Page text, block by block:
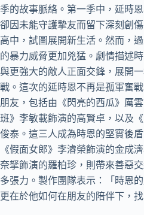
季的故事脈絡。第一季中，延時
卻因未能守護摯友而留下深刻創
高中，試圖展開新生活。然而，
的暴力威脅更加兇猛。劇情描述
與更強大的敵人正面交鋒，展開
戰。這次的延時恩不再是孤軍奮
朋友，包括由《閃亮的西瓜》厲
班》李敏載飾演的高賢卓，以及
俊泰。這三人成為時恩的堅實後
《假面女郎》李濬榮飾演的金成
奈拏飾演的羅柏珍，則帶來善惡
多張力。製作團隊表示：「時恩
更在於他如何在朋友的陪伴下，找